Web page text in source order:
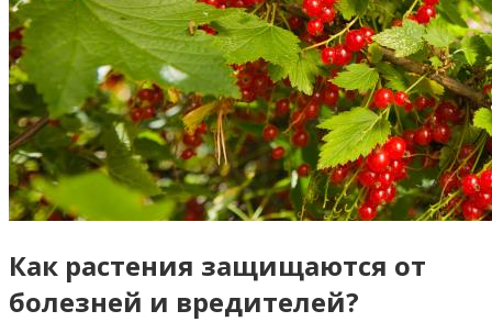
Как растения защищаются от
болезней и вредителей?